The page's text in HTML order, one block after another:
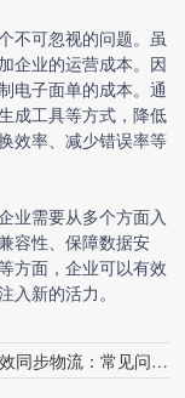
不可忽视的问题。虽
企业的运营成本。因
电子面单的成本。通
成工具等方式，降低
效率、减少错误率等
业需要从多个方面入
容性、保障数据安
方面，企业可以有效
入新的活力。
步物流：常见问题与解决方案